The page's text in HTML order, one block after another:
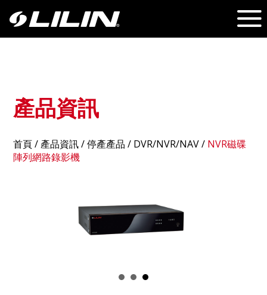
產品資訊
首頁/產品資訊/ 停產產品 / DVR/NVR/NAV/ NVR磁碟
陣列網路錄影機